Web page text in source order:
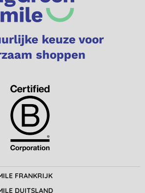
keuze voor
shoppen
FRANKRIJK
DUITSLAND